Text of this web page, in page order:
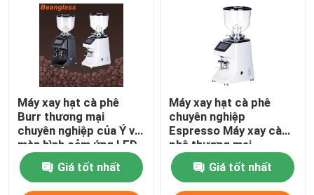
Máy xay hạt cà phê
Burr thương mại
chuyên nghiệp của Ý với
màn hình cảm ứng LED
Giá tốt nhất
Máy xay hạt cà phê
chuyên nghiệp
Espresso Máy xay cà
phê thương mại
Giá tốt nhất